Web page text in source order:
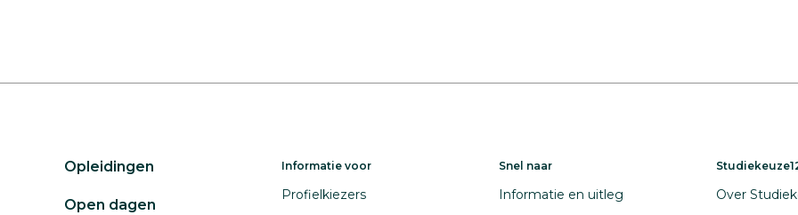
Opleidingen
Open dagen
Informatie voor
Profielkiezers
Snel naar
Informatie en uitleg
Over